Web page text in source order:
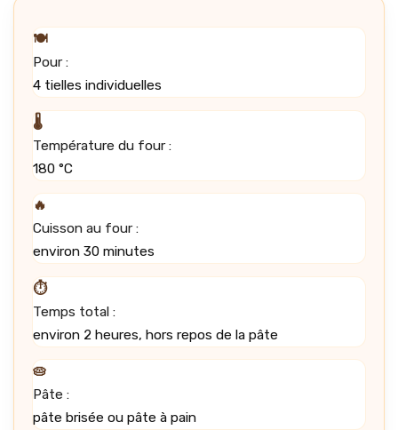
🍽️
Pour :
4 tielles individuelles
🌡️
Température du four :
180 °C
🔥
Cuisson au four :
environ 30 minutes
⏱️
Temps total :
environ 2 heures, hors repos de la pâte
🥧
Pâte :
pâte brisée ou pâte à pain